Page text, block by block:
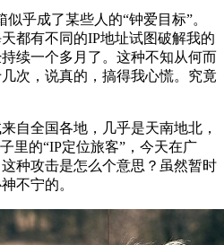
乎成了某些人的“钟爱目标”。
都有不同的IP地址试图破解我的
续一个多月了。这种不知从何而
次，说真的，搞得我心慌。究竟
自全国各地，几乎是天南地北，
里的“IP定位旅客”，今天在广
种攻击是怎么个意思？虽然暂时
不宁的。